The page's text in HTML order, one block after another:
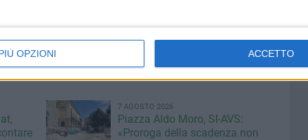
OPZIONI ACCETTO
pubblico relativo alla presente procedura di
7 AGOSTO 2026
Piazza Aldo Moro, SI-AVS:
«Proroga della scadenza non